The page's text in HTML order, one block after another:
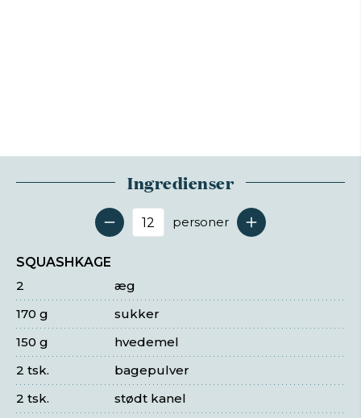
Ingredienser
Antal serveringer
personer
SQUASHKAGE
æg
2
sukker
170 g
hvedemel
150 g
bagepulver
2 tsk.
stødt kanel
2 tsk.